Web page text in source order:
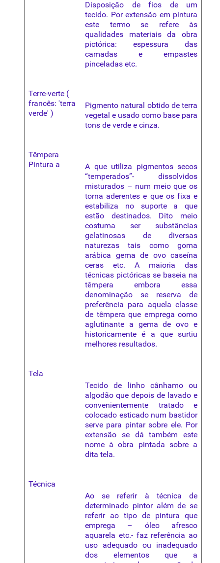
Disposição de fios de um
tecido. Por extensão em pintura
este termo se refere às
qualidades materiais da obra
pictórica: espessura das
camadas e empastes
pinceladas etc.
Terre-verte (
francês: 'terra
verde' )
Pigmento natural obtido de terra
vegetal e usado como base para
tons de verde e cinza.
Têmpera
Pintura a
A que utiliza pigmentos secos
“temperados”- dissolvidos
misturados – num meio que os
torna aderentes e que os fixa e
estabiliza no suporte a que
estão destinados. Dito meio
costuma ser substâncias
gelatinosas de diversas
naturezas tais como goma
arábica gema de ovo caseína
ceras etc. A maioria das
técnicas pictóricas se baseia na
têmpera embora essa
denominação se reserva de
preferência para aquela classe
de têmpera que emprega como
aglutinante a gema de ovo e
historicamente é a que surtiu
melhores resultados.
Tela
Tecido de linho cânhamo ou
algodão que depois de lavado e
convenientemente tratado e
colocado esticado num bastidor
serve para pintar sobre ele. Por
extensão se dá também este
nome à obra pintada sobre a
dita tela.
Técnica
Ao se referir à técnica de
determinado pintor além de se
referir ao tipo de pintura que
emprega – óleo afresco
aquarela etc.- faz referência ao
uso adequado ou inadequado
dos elementos que a